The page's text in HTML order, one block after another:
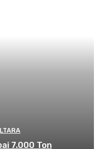
7.000 Ton